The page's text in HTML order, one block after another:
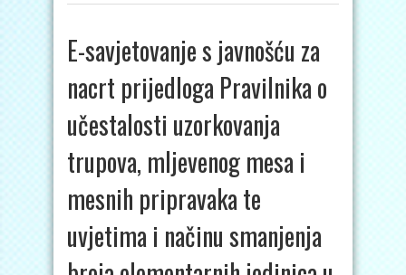
E-savjetovanje s javnošću za
nacrt prijedloga Pravilnika o
učestalosti uzorkovanja
trupova, mljevenog mesa i
mesnih pripravaka te
uvjetima i načinu smanjenja